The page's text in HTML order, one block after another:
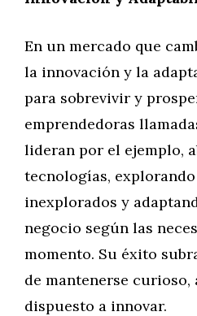
En un mercado que
la innovación y la
para sobrevivir y
emprendedoras
lideran por el ejemplo,
tecnologías,
inexplorados y
negocio según las
momento. Su éxito
de mantenerse
dispuesto a innovar.